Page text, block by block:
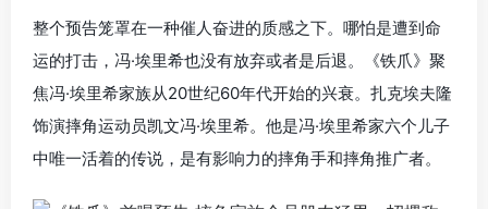
整个预告笼罩在一种催人奋进的质感之下。哪怕是遭到命
运的打击，冯·埃里希也没有放弃或者是后退。《铁爪》聚
焦冯·埃里希家族从20世纪60年代开始的兴衰。扎克埃夫隆
饰演摔角运动员凯文冯·埃里希。他是冯·埃里希家六个儿子
中唯一活着的传说，是有影响力的摔角手和摔角推广者。